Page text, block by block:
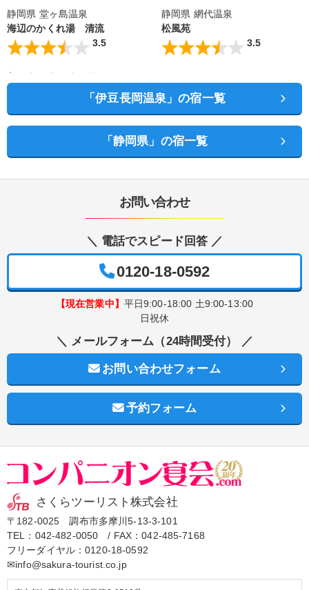
静岡県 堂ヶ島温泉
海辺のかくれ湯 清流
3.5
静岡県 網代温泉
松風苑
3.5
「伊豆長岡温泉」の宿一覧
「静岡県」の宿一覧
お問い合わせ
＼ 電話でスピード回答 ／
0120-18-0592
【現在営業中】 平日9:00-18:00 土9:00-13:00
日祝休
＼ メールフォーム（24時間受付） ／
お問い合わせフォーム
予約フォーム
さくらツーリスト株式会社
〒182-0025 調布市多摩川5-13-3-101
TEL： 042-482-0050 / FAX：042-485-7168
フリーダイヤル：0120-18-0592
✉info@sakura-tourist.co.jp